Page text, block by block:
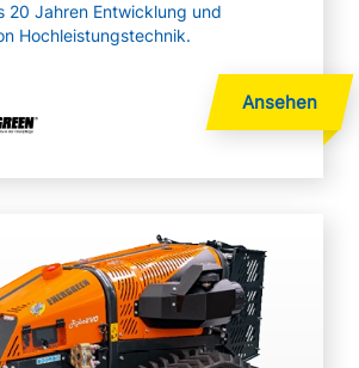
20 Jahren Entwicklung und
Hochleistungstechnik.